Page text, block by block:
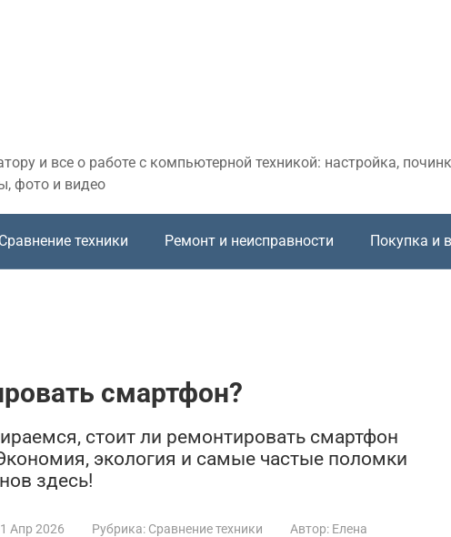
и все о работе с компьютерной техникой: настройка,
фото и видео
Сравнение техники Ремонт и неисправности Покупка и
смартфон?
стоит ли ремонтировать смартфон
экология и самые частые поломки
здесь!
Апр 2026 Рубрика: Сравнение техники Автор: Елена